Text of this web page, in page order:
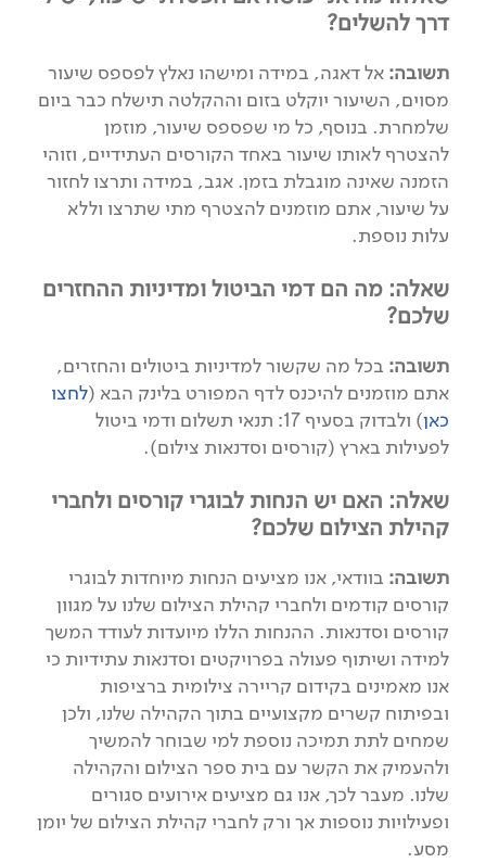
דרך להשלים?
תשובה: אל דאגה, במידה ומישהו נאלץ לפספס שיעור
מסוים, השיעור יוקלט בזום וההקלטה תישלח כבר ביום
שלמחרת. בנוסף, כל מי שפספס שיעור, מוזמן
להצטרף לאותו שיעור באחד הקורסים העתידיים, וזוהי
הזמנה שאינה מוגבלת בזמן. אגב, במידה ותרצו לחזור
על שיעור, אתם מוזמנים להצטרף מתי שתרצו וללא
עלות נוספת.
שאלה: מה הם דמי הביטול ומדיניות ההחזרים
שלכם?
תשובה: בכל מה שקשור למדיניות ביטולים והחזרים,
אתם מוזמנים להיכנס לדף המפורט בלינק הבא (לחצו
כאן
) ולבדוק בסעיף 17: תנאי תשלום ודמי ביטול
לפעילות בארץ (קורסים וסדנאות צילום).
שאלה: האם יש הנחות לבוגרי קורסים ולחברי
קהילת הצילום שלכם?
תשובה: בוודאי, אנו מציעים הנחות מיוחדות לבוגרי
קורסים קודמים ולחברי קהילת הצילום שלנו על מגוון
קורסים וסדנאות. ההנחות הללו מיועדות לעודד המשך
למידה ושיתוף פעולה בפרויקטים וסדנאות עתידיות כי
אנו מאמינים בקידום קריירה צילומית ברציפות
ובפיתוח קשרים מקצועיים בתוך הקהילה שלנו, ולכן
שמחים לתת תמיכה נוספת למי שבוחר להמשיך
ולהעמיק את הקשר עם בית ספר הצילום והקהילה
שלנו. מעבר לכך, אנו גם מציעים אירועים סגורים
ופעילויות נוספות אך ורק לחברי קהילת הצילום של יומן
מסע.